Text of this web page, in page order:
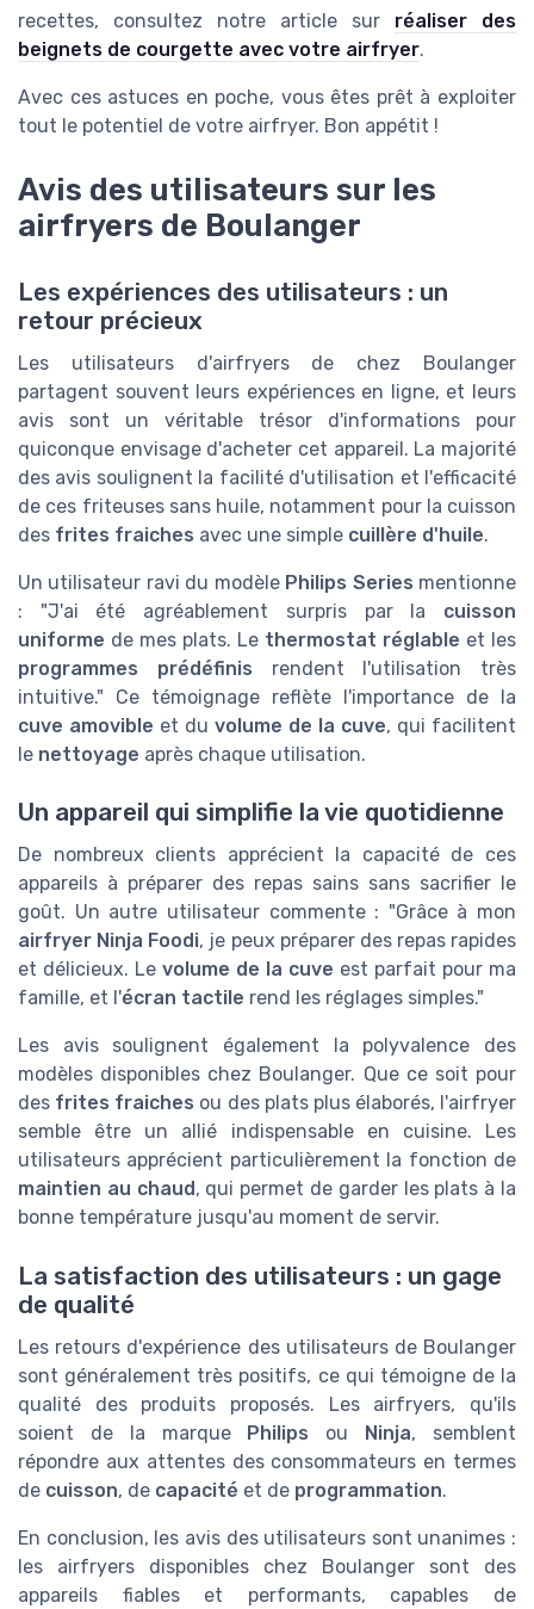
recettes, consultez notre article sur réaliser des
beignets de courgette avec votre airfryer.
Avec ces astuces en poche, vous êtes prêt à exploiter
tout le potentiel de votre airfryer. Bon appétit !
Avis des utilisateurs sur les
airfryers de Boulanger
Les expériences des utilisateurs : un
retour précieux
Les utilisateurs d'airfryers de chez Boulanger
partagent souvent leurs expériences en ligne, et leurs
avis sont un véritable trésor d'informations pour
quiconque envisage d'acheter cet appareil. La majorité
des avis soulignent la facilité d'utilisation et l'efficacité
de ces friteuses sans huile, notamment pour la cuisson
des frites fraiches avec une simple cuillère d'huile.
Un utilisateur ravi du modèle Philips Series mentionne
: "J'ai été agréablement surpris par la cuisson
uniforme de mes plats. Le thermostat réglable et les
programmes prédéfinis rendent l'utilisation très
intuitive." Ce témoignage reflète l'importance de la
cuve amovible et du volume de la cuve, qui facilitent
le nettoyage après chaque utilisation.
Un appareil qui simplifie la vie quotidienne
De nombreux clients apprécient la capacité de ces
appareils à préparer des repas sains sans sacrifier le
goût. Un autre utilisateur commente : "Grâce à mon
airfryer Ninja Foodi, je peux préparer des repas rapides
et délicieux. Le volume de la cuve est parfait pour ma
famille, et l'écran tactile rend les réglages simples."
Les avis soulignent également la polyvalence des
modèles disponibles chez Boulanger. Que ce soit pour
des frites fraiches ou des plats plus élaborés, l'airfryer
semble être un allié indispensable en cuisine. Les
utilisateurs apprécient particulièrement la fonction de
maintien au chaud , qui permet de garder les plats à la
bonne température jusqu'au moment de servir.
La satisfaction des utilisateurs : un gage
de qualité
Les retours d'expérience des utilisateurs de Boulanger
sont généralement très positifs, ce qui témoigne de la
qualité des produits proposés. Les airfryers, qu'ils
soient de la marque Philips ou Ninja, semblent
répondre aux attentes des consommateurs en termes
de cuisson, de capacité et de programmation.
En conclusion, les avis des utilisateurs sont unanimes :
les airfryers disponibles chez Boulanger sont des
appareils fiables et performants, capables de